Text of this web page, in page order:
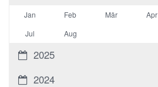
Jan Feb Mär Apr
Jul
Aug
2025
2024